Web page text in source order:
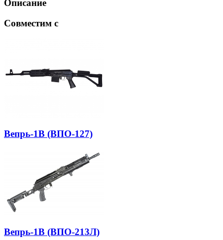
Описание
Совместим с
Вепрь-1В (ВПО-127)
Вепрь-1В (ВПО-213Л)